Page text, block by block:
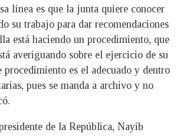
línea es que la junta quiere conocer
su trabajo para dar recomendaciones
está haciendo un procedimiento, que
averiguando sobre el ejercicio de su
procedimiento es el adecuado y dentro
pues se manda a archivo y no
de la República, Nayib